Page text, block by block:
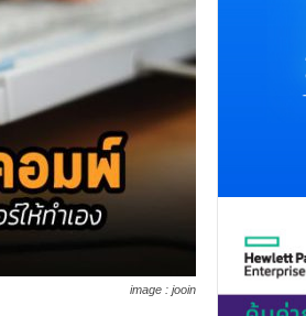
image : jooin